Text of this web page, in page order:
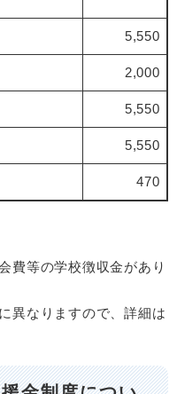
5,550
2,000
5,550
5,550
470
等の学校徴収金があり
なりますので、詳細は